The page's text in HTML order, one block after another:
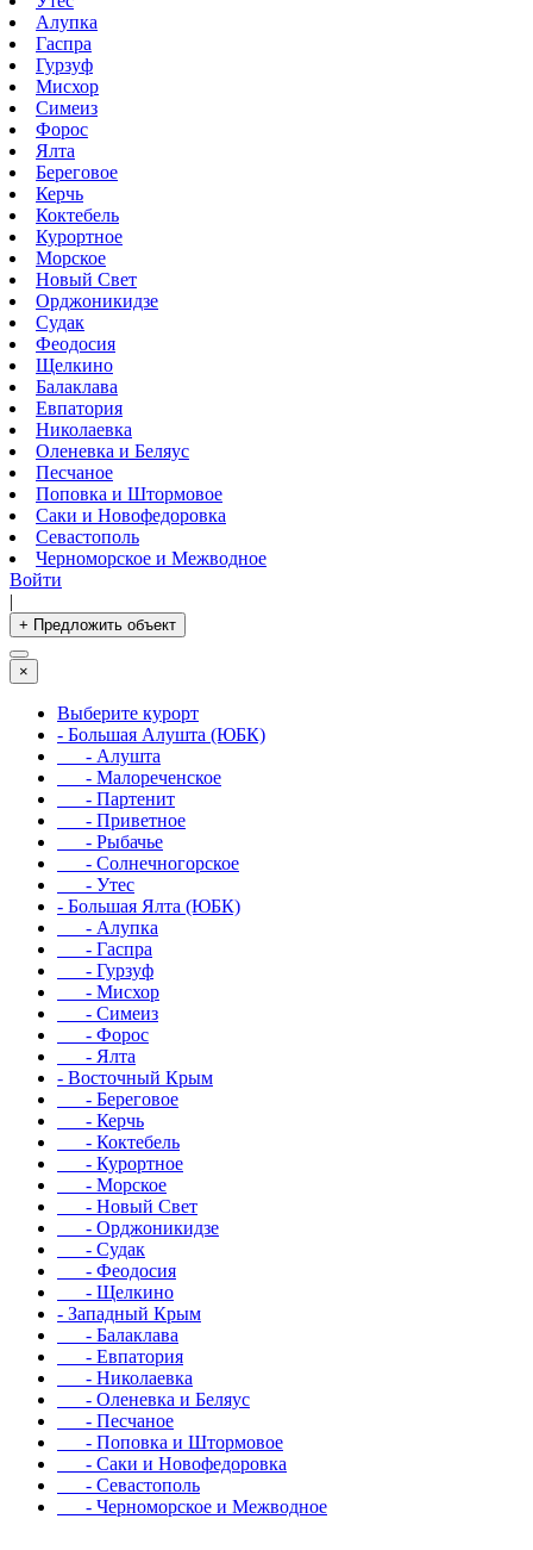
Алупка
Гаспра
Гурзуф
Мисхор
Симеиз
Форос
Ялта
Береговое
Керчь
Коктебель
Курортное
Морское
Новый Свет
Орджоникидзе
Судак
Феодосия
Щелкино
Балаклава
Евпатория
Николаевка
Оленевка и Беляус
Песчаное
Поповка и Штормовое
Саки и Новофедоровка
Севастополь
Черноморское и Межводное
Войти
|
+ Предложить объект
×
Выберите курорт
- Большая Алушта (ЮБК)
- Алушта
- Малореченское
- Партенит
- Приветное
- Рыбачье
- Солнечногорское
- Утес
- Большая Ялта (ЮБК)
- Алупка
- Гаспра
- Гурзуф
- Мисхор
- Симеиз
- Форос
- Ялта
- Восточный Крым
- Береговое
- Керчь
- Коктебель
- Курортное
- Морское
- Новый Свет
- Орджоникидзе
- Судак
- Феодосия
- Щелкино
- Западный Крым
- Балаклава
- Евпатория
- Николаевка
- Оленевка и Беляус
- Песчаное
- Поповка и Штормовое
- Саки и Новофедоровка
- Севастополь
- Черноморское и Межводное